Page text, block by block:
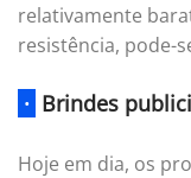
relativamente
resistência, pode-
· Brindes
Hoje em dia, os